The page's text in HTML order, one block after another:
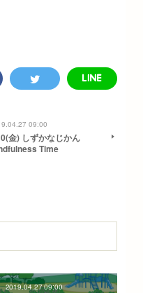
09:00
金) しずかなじかん
Time
2019.04.27 09:00